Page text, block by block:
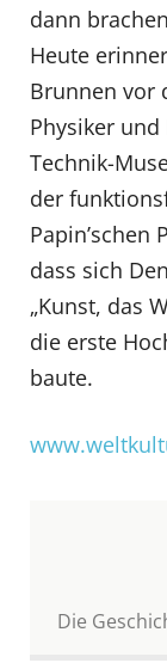
dann
Heute
Brunnen vor
Physiker
Technik-
der
Papin’schen
dass sich
„Kunst, das
die erste
baute.
Die